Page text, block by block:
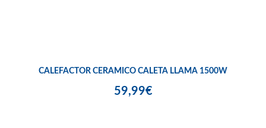
CALEFACTOR CERAMICO CALETA LLAMA 1500W
59,99€